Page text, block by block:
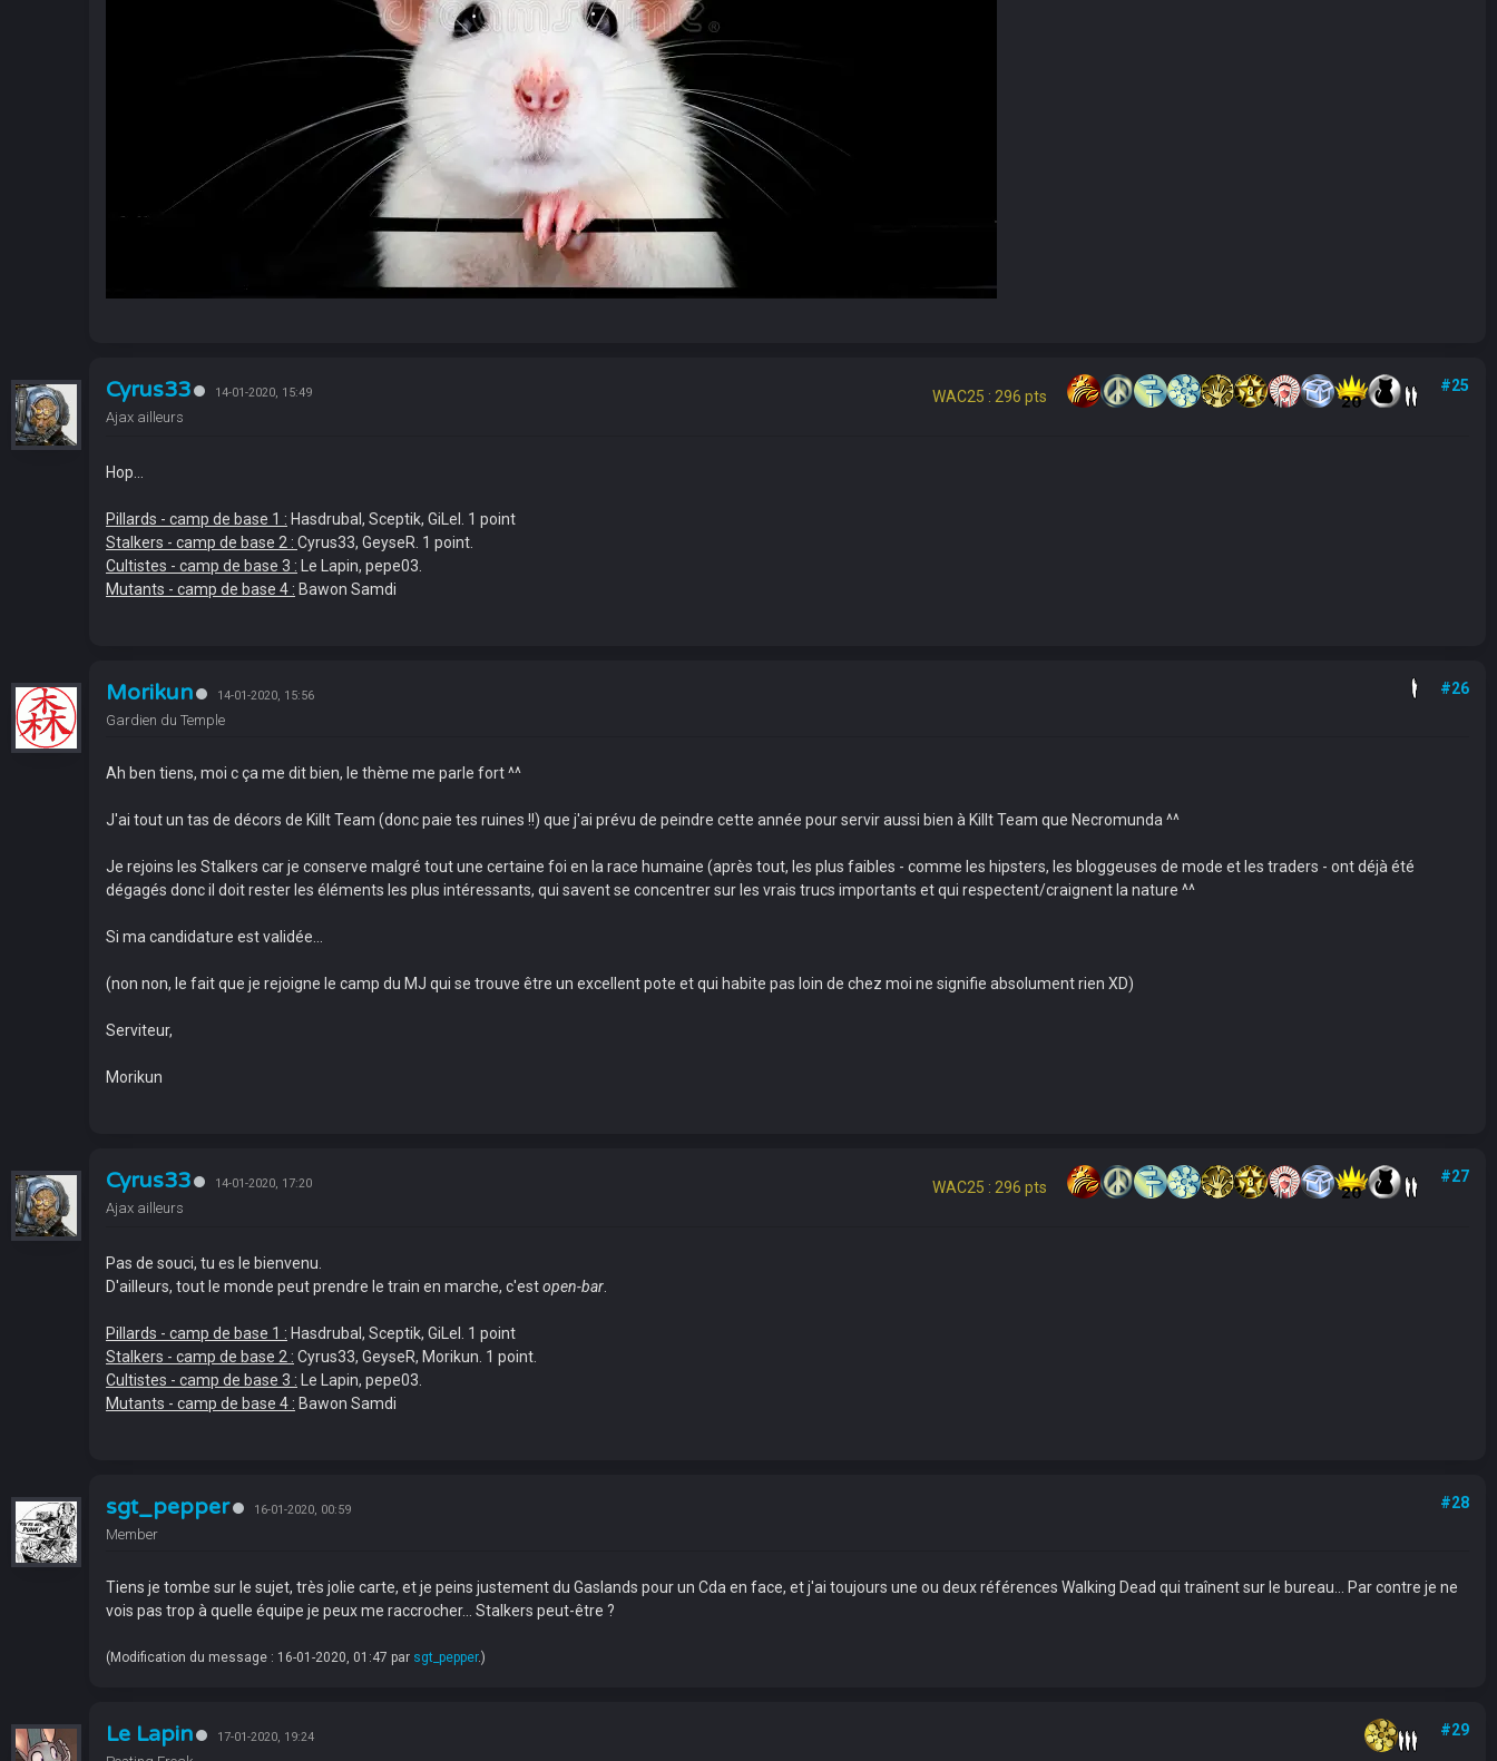
Cyrus33 14-01-2020, 15:49
Ajax ailleurs
WAC25 : 296 pts
#25
Hop...
Pillards - camp de base 1 : Hasdrubal, Sceptik, GiLel. 1 point
Stalkers - camp de base 2 : Cyrus33, GeyseR. 1 point.
Cultistes - camp de base 3 : Le Lapin, pepe03.
Mutants - camp de base 4 : Bawon Samdi
Morikun 14-01-2020, 15:56
Gardien du Temple
#26
Ah ben tiens, moi c ça me dit bien, le thème me parle fort ^^
J'ai tout un tas de décors de Killt Team (donc paie tes ruines !!) que j'ai prévu de peindre cette année pour servir aussi bien à Killt Team que Necromunda ^^
Je rejoins les Stalkers car je conserve malgré tout une certaine foi en la race humaine (après tout, les plus faibles - comme les hipsters, les bloggeuses de mode et les traders - ont déjà été
dégagés donc il doit rester les éléments les plus intéressants, qui savent se concentrer sur les vrais trucs importants et qui respectent/craignent la nature ^^
Si ma candidature est validée...
(non non, le fait que je rejoigne le camp du MJ qui se trouve être un excellent pote et qui habite pas loin de chez moi ne signifie absolument rien XD)
Serviteur,
Morikun
Cyrus33 14-01-2020, 17:20
Ajax ailleurs
WAC25 : 296 pts
#27
Pas de souci, tu es le bienvenu.
D'ailleurs, tout le monde peut prendre le train en marche, c'estopen-bar
Pillards - camp de base 1 : Hasdrubal, Sceptik, GiLel. 1 point
Stalkers - camp de base 2 : Cyrus33, GeyseR, Morikun. 1 point.
Cultistes - camp de base 3 : Le Lapin, pepe03.
Mutants - camp de base 4 : Bawon Samdi
sgt_pepper 16-01-2020, 00:59
Member
#28
Tiens je tombe sur le sujet, très jolie carte, et je peins justement du Gaslands pour un Cda en face, et j'ai toujours une ou deux références Walking Dead qui traînent sur le bureau... Par contre je ne
vois pas trop à quelle équipe je peux me raccrocher... Stalkers peut-être ?
(Modification du message : 16-01-2020, 01:47 par sgt_pepper.)
Le Lapin 17-01-2020, 19:24 #29